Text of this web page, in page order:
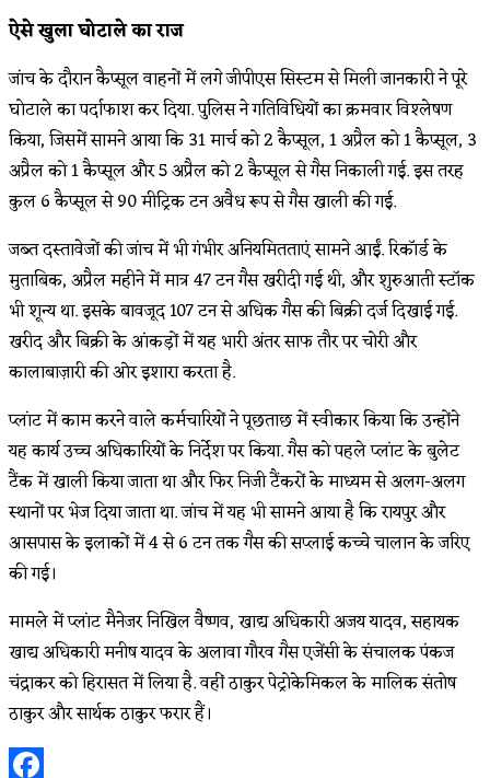
ऐसे खुला घोटाले का राज
जांच के दौरान कैप्सूल वाहनों में लगे जीपीएस सिस्टम से मिली जानकारी ने पूरे
घोटाले का पर्दाफाश कर दिया. पुलिस ने गतिविधियों का क्रमवार विश्लेषण
किया, जिसमें सामने आया कि 31 मार्च को 2 कैप्सूल, 1 अप्रैल को 1 कैप्सूल, 3
अप्रैल को 1 कैप्सूल और 5 अप्रैल को 2 कैप्सूल से गैस निकाली गई. इस तरह
कुल 6 कैप्सूल से 90 मीट्रिक टन अवैध रूप से गैस खाली की गई.
जब्त दस्तावेजों की जांच में भी गंभीर अनियमितताएं सामने आईं. रिकॉर्ड के
मुताबिक, अप्रैल महीने में मात्र 47 टन गैस खरीदी गई थी, और शुरुआती स्टॉक
भी शून्य था. इसके बावजूद 107 टन से अधिक गैस की बिक्री दर्ज दिखाई गई.
खरीद और बिक्री के आंकड़ों में यह भारी अंतर साफ तौर पर चोरी और
कालाबाज़ारी की ओर इशारा करता है.
प्लांट में काम करने वाले कर्मचारियों ने पूछताछ में स्वीकार किया कि उन्होंने
यह कार्य उच्च अधिकारियों के निर्देश पर किया. गैस को पहले प्लांट के बुलेट
टैंक में खाली किया जाता था और फिर निजी टैंकरों के माध्यम से अलग-अलग
स्थानों पर भेज दिया जाता था. जांच में यह भी सामने आया है कि रायपुर और
आसपास के इलाकों में 4 से 6 टन तक गैस की सप्लाई कच्चे चालान के जरिए
की गई।
मामले में प्लांट मैनेजर निखिल वैष्णव, खाद्य अधिकारी अजय यादव, सहायक
खाद्य अधिकारी मनीष यादव के अलावा गौरव गैस एजेंसी के संचालक पंकज
चंद्राकर को हिरासत में लिया है. वहीं ठाकुर पेट्रोकेमिकल के मालिक संतोष
ठाकुर और सार्थक ठाकुर फरार हैं।